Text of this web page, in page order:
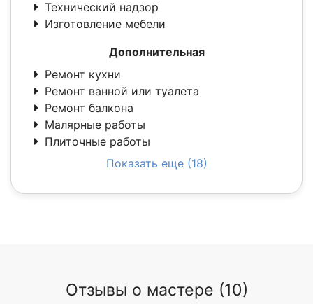
Технический надзор
Изготовление мебели
Дополнительная
Ремонт кухни
Ремонт ванной или туалета
Ремонт балкона
Малярные работы
Плиточные работы
Показать еще (18)
Отзывы о мастере (10)